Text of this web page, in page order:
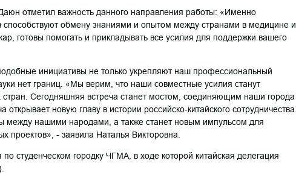
отметил важность данного направления работы: «Именно
способствуют обмену знаниями и опытом между странами в медицине и
готовы помогать и прикладывать все усилия для поддержки вашего
инициативы не только укрепляют наш профессиональный
нет границ. «Мы верим, что наши совместные усилия станут
Сегодняшняя встреча станет мостом, соединяющим наши города
новую главу в истории российско-китайского сотрудничества.
между нашими народами, а также станет новым импульсом для
проектов», - заявила Наталья Викторовна.
студенческом городку ЧГМА, в ходе которой китайская делегация